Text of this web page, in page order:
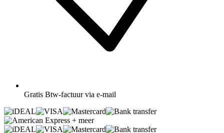
Gratis Btw-factuur via e-mail
+ meer